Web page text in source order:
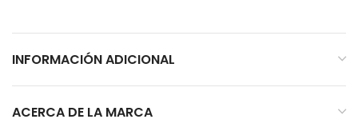
INFORMACIÓN ADICIONAL
ACERCA DE LA MARCA